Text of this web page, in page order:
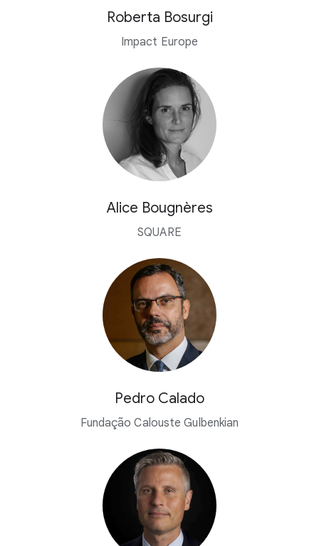
Roberta Bosurgi
Impact Europe
Alice Bougnères
SQUARE
Pedro Calado
Fundação Calouste Gulbenkian